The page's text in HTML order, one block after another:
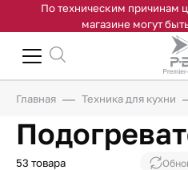
По техническим причинам
магазине могут
Главная Техника для кухни
53 товара